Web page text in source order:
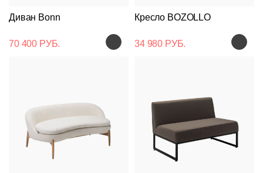
Диван Bonn
70 400 РУБ.
Кресло BOZOLLO
34 980 РУБ.